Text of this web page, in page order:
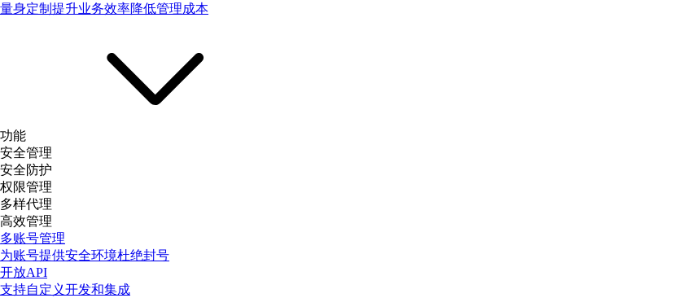
量身定制提升业务效率降低管理成本
功能
安全管理
安全防护
权限管理
多样代理
高效管理
多账号管理
为账号提供安全环境杜绝封号
开放API
支持自定义开发和集成